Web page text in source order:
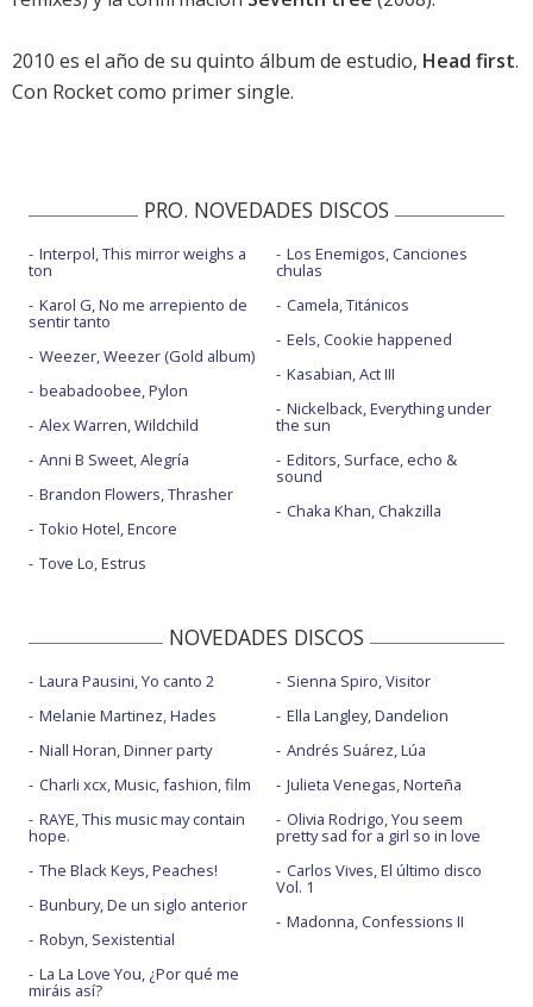
2010 es el año de su quinto álbum de estudio, Head first.
Con Rocket como primer single.
PRO. NOVEDADES DISCOS
Interpol, This mirror weighs a
ton
Karol G, No me arrepiento de
sentir tanto
Weezer, Weezer (Gold album)
beabadoobee, Pylon
Alex Warren, Wildchild
Anni B Sweet, Alegría
Brandon Flowers, Thrasher
Tokio Hotel, Encore
Tove Lo, Estrus
Los Enemigos, Canciones
chulas
Camela, Titánicos
Eels, Cookie happened
Kasabian, Act III
Nickelback, Everything under
the sun
Editors, Surface, echo &
sound
Chaka Khan, Chakzilla
NOVEDADES DISCOS
Laura Pausini, Yo canto 2
Melanie Martinez, Hades
Niall Horan, Dinner party
Charli xcx, Music, fashion, film
RAYE, This music may contain
hope.
The Black Keys, Peaches!
Bunbury, De un siglo anterior
Robyn, Sexistential
La La Love You, ¿Por qué me
miráis así?
Sienna Spiro, Visitor
Ella Langley, Dandelion
Andrés Suárez, Lúa
Julieta Venegas, Norteña
Olivia Rodrigo, You seem
pretty sad for a girl so in love
Carlos Vives, El último disco
Vol. 1
Madonna, Confessions II